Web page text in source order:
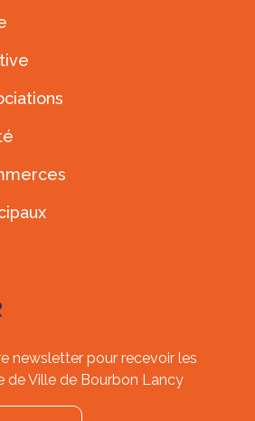
newsletter pour recevoir les
de Ville de Bourbon Lancy